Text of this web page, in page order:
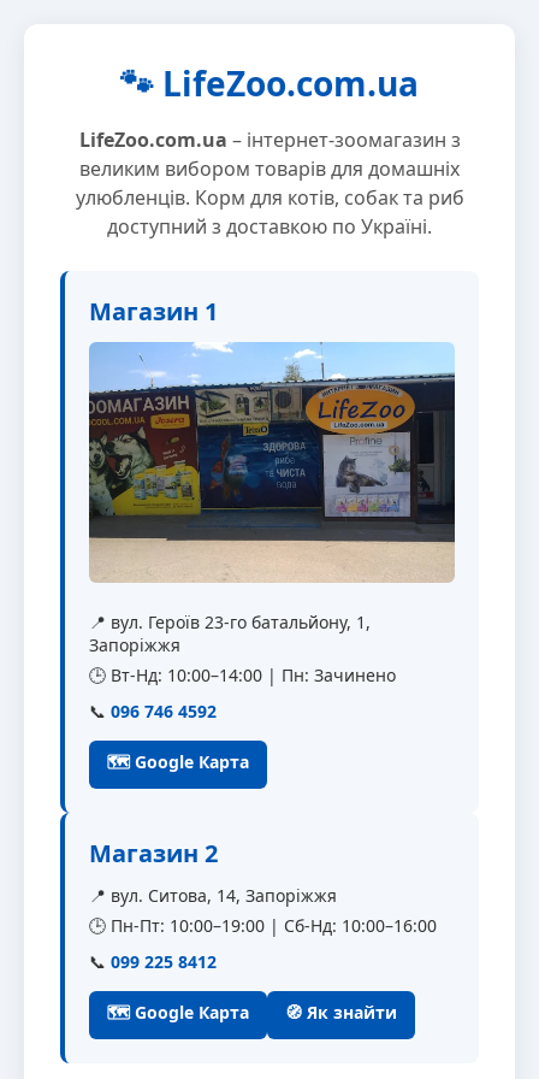
🐾 LifeZoo.com.ua
LifeZoo.com.ua – інтернет-зоомагазин з
великим вибором товарів для домашніх
улюбленців. Корм для котів, собак та риб
доступний з доставкою по Україні.
Магазин 1
📍 вул. Героїв 23-го батальйону, 1,
Запоріжжя
🕒 Вт-Нд: 10:00–14:00 | Пн: Зачинено
📞 096 746 4592
🗺 Google Карта
Магазин 2
📍 вул. Ситова, 14, Запоріжжя
🕒 Пн-Пт: 10:00–19:00 | Сб-Нд: 10:00–16:00
📞 099 225 8412
🗺 Google Карта 🧭 Як знайти